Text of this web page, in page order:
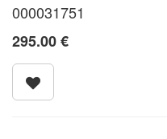
000031751
295.00€